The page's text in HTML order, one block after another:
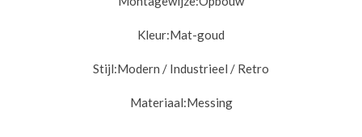
Kleur:Mat-goud
Stijl:Modern / Industrieel / Retro
Materiaal:Messing